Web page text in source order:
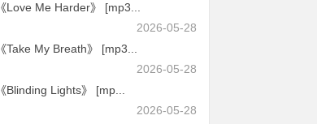
《Love Me Harder》 [mp3...
2026-05-28
《Take My Breath》 [mp3...
2026-05-28
《Blinding Lights》 [mp...
2026-05-28